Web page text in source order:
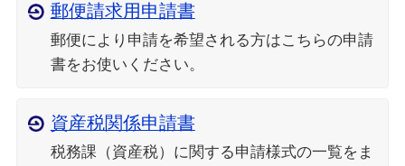
郵便請求用申請書
郵便により申請を希望される方はこちらの申請
書をお使いください。
資産税関係申請書
税務課（資産税）に関する申請様式の一覧をま